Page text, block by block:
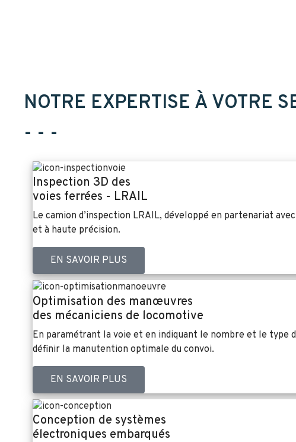
NOTRE EXPERTISE À VOTRE
- - -
Inspection 3D des
voies ferrées - LRAIL
Le camion d’inspection LRAIL, développé en partenariat
et à haute précision.
EN SAVOIR PLUS
Optimisation des manœuvres
des mécaniciens de locomotive
En paramétrant la voie et en indiquant le nombre et le type
définir la manutention optimale du convoi.
EN SAVOIR PLUS
Conception de systèmes
électroniques embarqués